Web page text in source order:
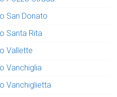
San Donato
Santa Rita
Vallette
Vanchiglia
Vanchiglietta